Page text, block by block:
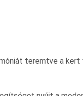
teremtve a